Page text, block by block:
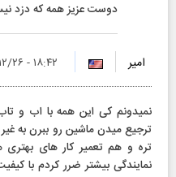
دوست عزیز همه كه دزد
امیر ۱۸:۴۲ - ۱۳۹۵/۱۲/۲۶
نمیدونم كی این همه با اب و
ترجیع میدن ماشین رو ببرن به
تره و هم تعمیر كار های
نمایندگی بیشتر ضرر كردم با